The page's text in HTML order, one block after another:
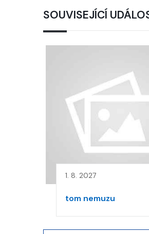
SOUVISEJÍCÍ
1. 8. 2027
tom nemuzu